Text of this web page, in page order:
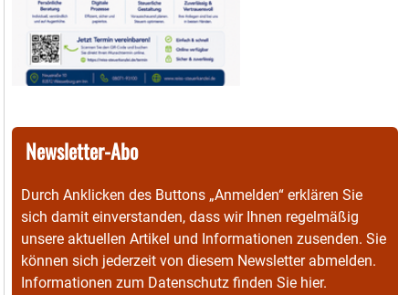
Newsletter-Abo
Durch Anklicken des Buttons „Anmelden“ erklären Sie
sich damit einverstanden, dass wir Ihnen regelmäßig
unsere aktuellen Artikel und Informationen zusenden. Sie
können sich jederzeit von diesem Newsletter abmelden.
Informationen zum Datenschutz finden Sie hier.